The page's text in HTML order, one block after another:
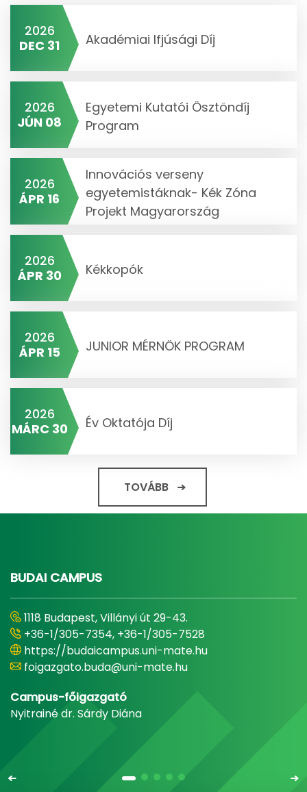
2026
DEC 31
Akadémiai Ifjúsági Díj
2026
JÚN 08
Egyetemi Kutatói Ösztöndíj
Program
2026
ÁPR 16
Innovációs verseny
egyetemistáknak- Kék Zóna
Projekt Magyarország
2026
ÁPR 30
Kékkopók
2026
ÁPR 15
JUNIOR MÉRNÖK PROGRAM
2026
MÁRC 30
Év Oktatója Díj
TOVÁBB
BUDAI CAMPUS
1118 Budapest, Villányi út 29-43.
+36-1/305-7354, +36-1/305-7528
https://budaicampus.uni-mate.hu
foigazgato.buda@uni-mate.hu
Campus-főigazgató
Nyitrainé dr. Sárdy Diána